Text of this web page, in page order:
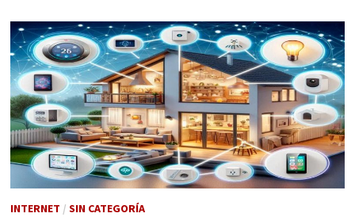
PUEDES
HACER
EN
UNA
CASA
INTELIGENTE
INTERNET / SIN CATEGORÍA